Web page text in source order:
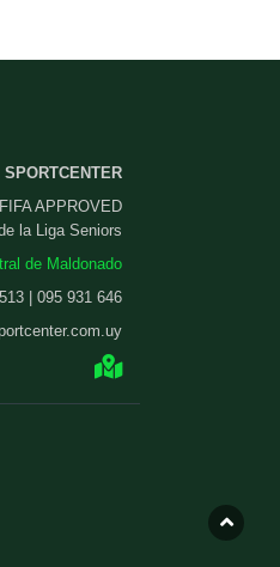
SPORTCENTER
APPROVED
la Liga Seniors
de Maldonado
| 095 931 646